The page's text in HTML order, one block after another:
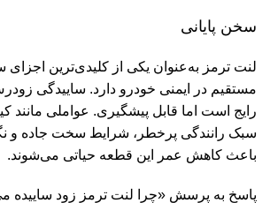
سخن پایانی
لنت ترمز به‌عنوان یکی از کلیدی‌ترین
مستقیم در ایمنی خودرو دارد. ساییدگی
رایج است اما قابل پیشگیری. عواملی مانند
سبک رانندگی پرخطر، شرایط سخت جاده و
باعث کاهش عمر این قطعه حیاتی می‌شوند.
پاسخ به پرسش «چرا لنت ترمز زود ساییده